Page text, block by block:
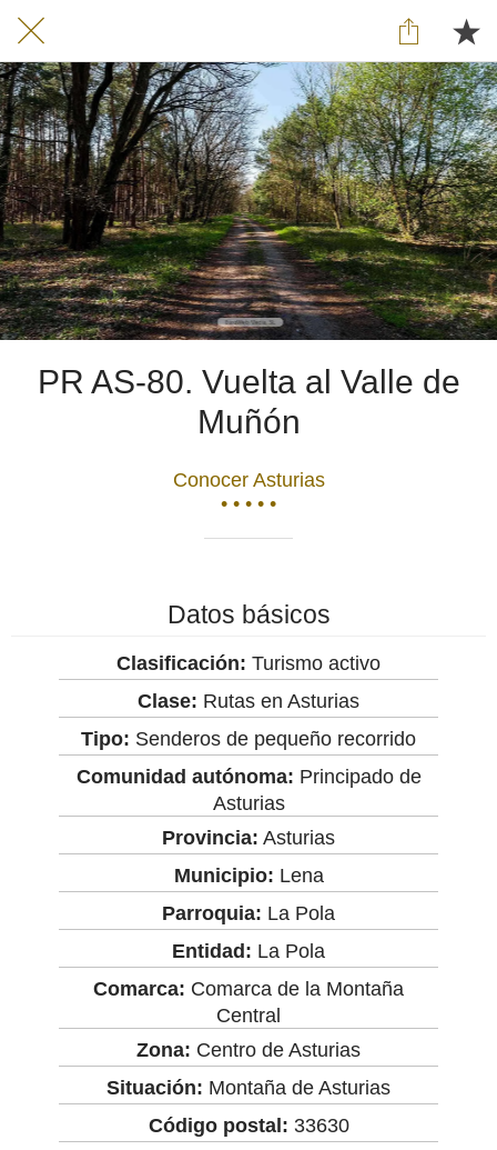
PR AS-80. Vuelta al Valle de
Muñón
Conocer Asturias
• • • • •
Datos básicos
Clasificación: Turismo activo
Clase: Rutas en Asturias
Tipo: Senderos de pequeño recorrido
Comunidad autónoma: Principado de
Asturias
Provincia: Asturias
Municipio: Lena
Parroquia: La Pola
Entidad: La Pola
Comarca: Comarca de la Montaña
Central
Zona: Centro de Asturias
Situación: Montaña de Asturias
Código postal: 33630